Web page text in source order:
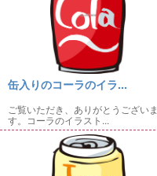
缶入りのコーラのイラ...
ご覧いただき、ありがとうございま
す。コーラのイラスト...